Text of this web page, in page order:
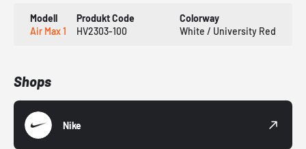
Modell
Air Max 1
Produkt Code
HV2303-100
Colorway
White / University Red
Shops
Nike